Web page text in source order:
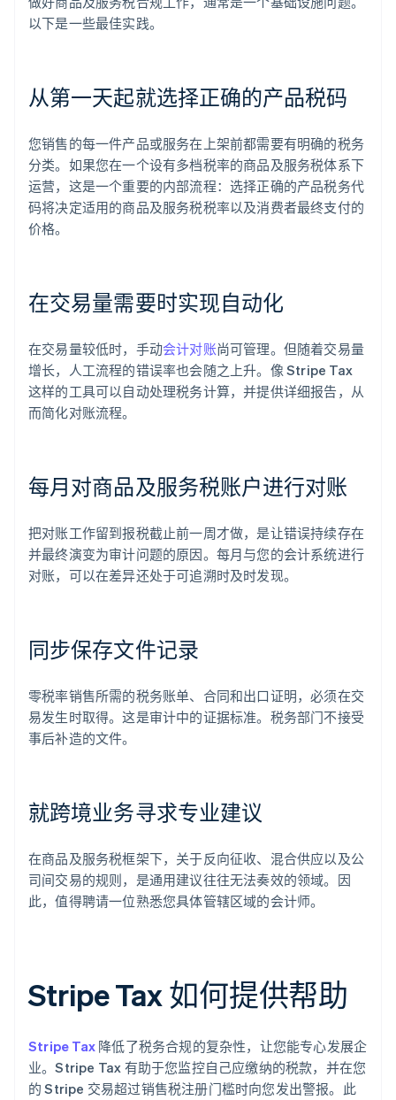
以下是一些最佳实践。
从第一天起就选择正确的产品税码
您销售的每一件产品或服务在上架前都需要有明确的税务
分类。如果您在一个设有多档税率的商品及服务税体系下
运营，这是一个重要的内部流程：选择正确的产品税务代
码将决定适用的商品及服务税税率以及消费者最终支付的
价格。
在交易量需要时实现自动化
在交易量较低时，手动会计对账尚可管理。但随着交易量
增长，人工流程的错误率也会随之上升。像 Stripe Tax
这样的工具可以自动处理税务计算，并提供详细报告，从
而简化对账流程。
每月对商品及服务税账户进行对账
把对账工作留到报税截止前一周才做，是让错误持续存在
并最终演变为审计问题的原因。每月与您的会计系统进行
对账，可以在差异还处于可追溯时及时发现。
同步保存文件记录
零税率销售所需的税务账单、合同和出口证明，必须在交
易发生时取得。这是审计中的证据标准。税务部门不接受
事后补造的文件。
就跨境业务寻求专业建议
在商品及服务税框架下，关于反向征收、混合供应以及公
司间交易的规则，是通用建议往往无法奏效的领域。因
此，值得聘请一位熟悉您具体管辖区域的会计师。
Stripe Tax 如何提供帮助
Stripe Tax 降低了税务合规的复杂性，让您能专心发展企
业。Stripe Tax 有助于您监控自己应缴纳的税款，并在您
的 Stripe 交易超过销售税注册门槛时向您发出警报。此